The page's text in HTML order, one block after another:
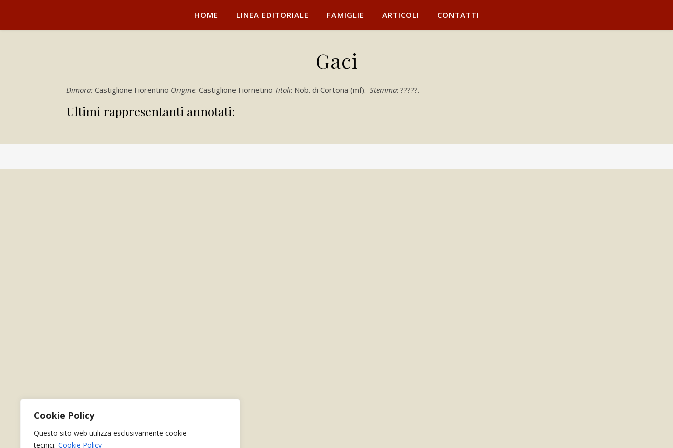
Cookie Policy
Questo sito web utilizza esclusivamente cookie
tecnici. Cookie Policy
HOME LINEA EDITORIALE FAMIGLIE ARTICOLI CONTATTI
Gaci
Dimora: Castiglione Fiorentino Origine: Castiglione Fiornetino Titoli: Nob. di Cortona (mf). Stemma: ?????.
Ultimi rappresentanti annotati: